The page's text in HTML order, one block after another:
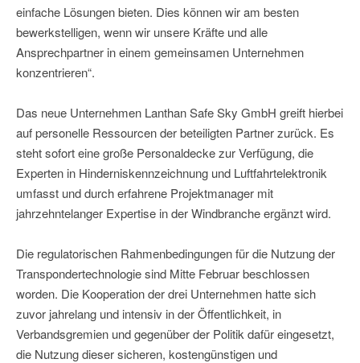
einfache Lösungen bieten. Dies können wir am besten
bewerkstelligen, wenn wir unsere Kräfte und alle
Ansprechpartner in einem gemeinsamen Unternehmen
konzentrieren“.
Das neue Unternehmen Lanthan Safe Sky GmbH greift hierbei
auf personelle Ressourcen der beteiligten Partner zurück. Es
steht sofort eine große Personaldecke zur Verfügung, die
Experten in Hinderniskennzeichnung und Luftfahrtelektronik
umfasst und durch erfahrene Projektmanager mit
jahrzehntelanger Expertise in der Windbranche ergänzt wird.
Die regulatorischen Rahmenbedingungen für die Nutzung der
Transpondertechnologie sind Mitte Februar beschlossen
worden. Die Kooperation der drei Unternehmen hatte sich
zuvor jahrelang und intensiv in der Öffentlichkeit, in
Verbandsgremien und gegenüber der Politik dafür eingesetzt,
die Nutzung dieser sicheren, kostengünstigen und